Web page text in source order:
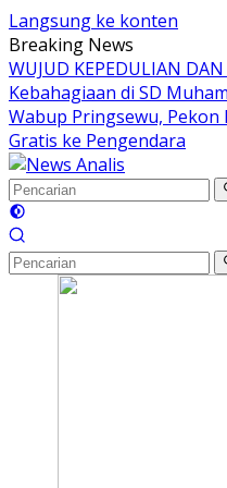
Langsung ke konten
Breaking News
WUJUD KEPEDULIAN
Kebahagiaan di SD
Wabup Pringsewu,
Gratis ke Pengendara